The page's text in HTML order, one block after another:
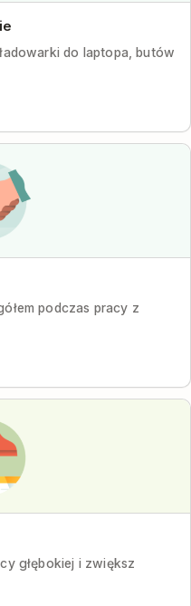
do laptopa, butów
podczas pracy z
głębokiej i zwiększ